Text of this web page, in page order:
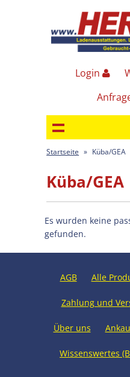
Login
Startseite » Küba/GEA
Küba/GEA
Es wurden keine
gefunden.
AGB Alle
Zahlung und
Über uns
Wissenswertes